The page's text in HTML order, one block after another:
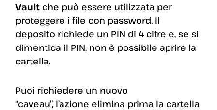
Vault che può essere utilizzata per
proteggere i file con password. Il
deposito richiede un PIN di 4 cifre e, se si
dimentica il PIN, non è possibile aprire la
cartella.
Puoi richiedere un nuovo
“caveau”, l’azione elimina prima la cartella